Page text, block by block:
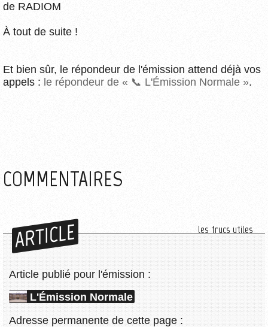
de RADIOM
À tout de suite !
Et bien sûr, le répondeur de l'émission attend déjà vos
appels : le répondeur de « 📞 L'Émission Normale ».
COMMENTAIRES
ARTICLE les trucs utiles
Article publié pour l'émission :
L'Émission Normale
Adresse permanente de cette page :